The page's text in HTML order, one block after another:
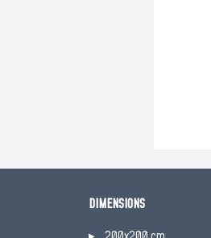
DIMENSIONS